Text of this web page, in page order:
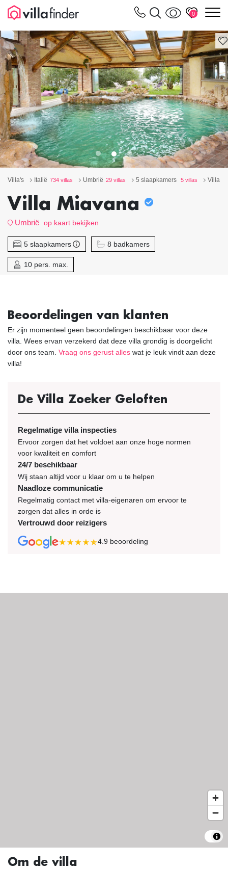
0
Villa's Italië 734 villas Umbrië 29 villas 5 slaapkamers 5 villas Villa
Villa Miavana
Umbrië op kaart bekijken
5 slaapkamers 8 badkamers
10 pers. max.
Beoordelingen van klanten
Er zijn momenteel geen beoordelingen beschikbaar voor deze
villa. Wees ervan verzekerd dat deze villa grondig is doorgelicht
door ons team. Vraag ons gerust alles wat je leuk vindt aan deze
villa!
De Villa Zoeker Geloften
Regelmatige villa inspecties
Ervoor zorgen dat het voldoet aan onze hoge normen
voor kwaliteit en comfort
24/7 beschikbaar
Wij staan altijd voor u klaar om u te helpen
Naadloze communicatie
Regelmatig contact met villa-eigenaren om ervoor te
zorgen dat alles in orde is
Vertrouwd door reizigers
4.9 beoordeling
Om de villa
Cookies beheer paneel